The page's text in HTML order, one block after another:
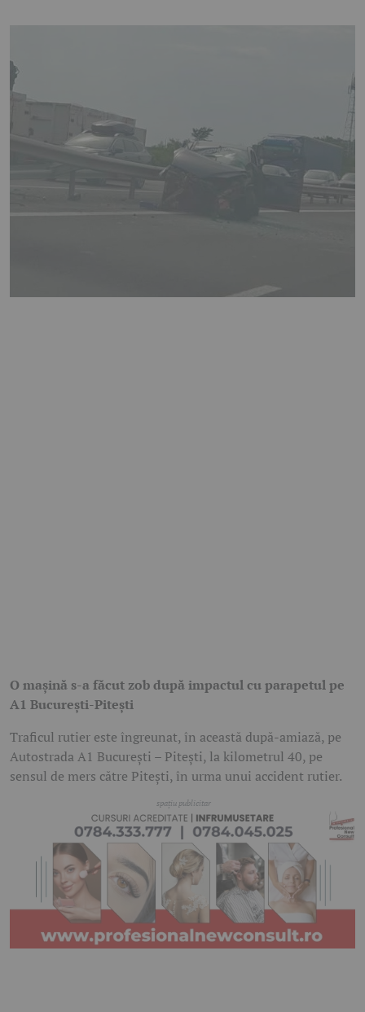
O mașină s-a făcut zob după impactul cu parapetul pe
A1 București-Pitești
Traficul rutier este îngreunat, în această după-amiază, pe
Autostrada A1 București – Pitești, la kilometrul 40, pe
sensul de mers către Pitești, în urma unui accident rutier.